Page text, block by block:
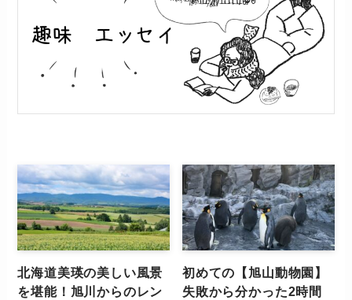
北海道美瑛の美しい風景
を堪能！旭川からのレン
初めての【旭山動物園】
失敗から分かった2時間